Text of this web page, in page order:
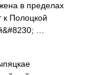
в пределах
к Полоцкой
…